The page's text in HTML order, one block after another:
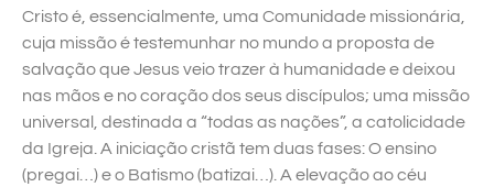
Cristo é, essencialmente, uma Comunidade missionária,
cuja missão é testemunhar no mundo a proposta de
salvação que Jesus veio trazer à humanidade e deixou
nas mãos e no coração dos seus discípulos; uma missão
universal, destinada a “todas as nações”, a catolicidade
da Igreja. A iniciação cristã tem duas fases: O ensino
(pregai…) e o Batismo (batizai…). A elevação ao céu